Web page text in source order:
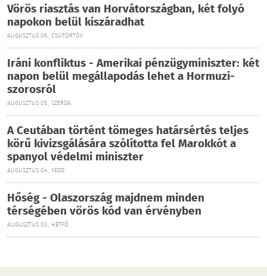
Vörös riasztás van Horvátországban, két folyó
napokon belül kiszáradhat
AUGUSZTUS 06., CSÜTÖRTÖK
Iráni konfliktus - Amerikai pénzügyminiszter: két
napon belül megállapodás lehet a Hormuzi-
szorosról
AUGUSZTUS 05., SZERDA
A Ceutában történt tömeges határsértés teljes
körű kivizsgálására szólította fel Marokkót a
spanyol védelmi miniszter
AUGUSZTUS 04., KEDD
Hőség - Olaszország majdnem minden
térségében vörös kód van érvényben
AUGUSZTUS 03., HÉTFŐ